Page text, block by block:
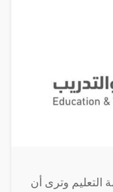
التعليم وترى أن